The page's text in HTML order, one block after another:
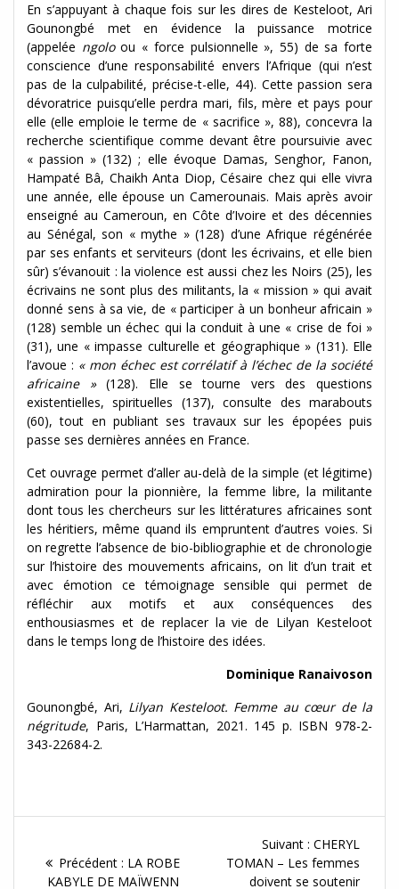
En s’appuyant à chaque fois sur les dires de Kesteloot, Ari
Gounongbé met en évidence la puissance motrice
(appelée ngoloou « force pulsionnelle », 55) de sa forte
conscience d’une responsabilité envers l’Afrique (qui n’est
pas de la culpabilité, précise-t-elle, 44). Cette passion sera
dévoratrice puisqu’elle perdra mari, fils, mère et pays pour
elle (elle emploie le terme de « sacrifice », 88), concevra la
recherche scientifique comme devant être poursuivie avec
« passion » (132) ; elle évoque Damas, Senghor, Fanon,
Hampaté Bâ, Chaikh Anta Diop, Césaire chez qui elle vivra
une année, elle épouse un Camerounais. Mais après avoir
enseigné au Cameroun, en Côte d’Ivoire et des décennies
au Sénégal, son « mythe » (128) d’une Afrique régénérée
par ses enfants et serviteurs (dont les écrivains, et elle bien
sûr) s’évanouit : la violence est aussi chez les Noirs (25), les
écrivains ne sont plus des militants, la « mission » qui avait
donné sens à sa vie, de « participer à un bonheur africain »
(128) semble un échec qui la conduit à une « crise de foi »
(31), une « impasse culturelle et géographique » (131). Elle
l’avoue : « mon échec est corrélatif à l’échec de la société
africaine »(128). Elle se tourne vers des questions
existentielles, spirituelles (137), consulte des marabouts
(60), tout en publiant ses travaux sur les épopées puis
passe ses dernières années en France.
Cet ouvrage permet d’aller au-delà de la simple (et légitime)
admiration pour la pionnière, la femme libre, la militante
dont tous les chercheurs sur les littératures africaines sont
les héritiers, même quand ils empruntent d’autres voies. Si
on regrette l’absence de bio-bibliographie et de chronologie
sur l’histoire des mouvements africains, on lit d’un trait et
avec émotion ce témoignage sensible qui permet de
réfléchir aux motifs et aux conséquences des
enthousiasmes et de replacer la vie de Lilyan Kesteloot
dans le temps long de l’histoire des idées.
Dominique Ranaivoson
Gounongbé, Ari, Lilyan Kesteloot. Femme au cœur de la
négritude, Paris, L’Harmattan, 2021. 145 p. ISBN 978-2-
343-22684-2.
Précédent : Article
précédent :
LA ROBE
KABYLE DE MAÏWENN
Suivant : Article
Suivant :
CHERYL
TOMAN – Les femmes
doivent se soutenir